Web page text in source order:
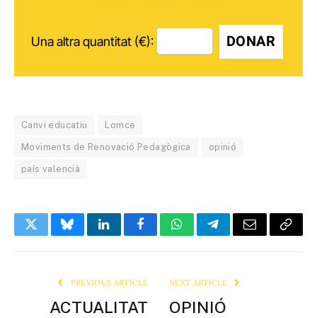
Una altra quantitat (€): DONAR
Canvi educatiu Lomce
Moviments de Renovació Pedagògica opinió
país valencià
TwitterBlueskyLinkedInFacebookWhatsAppTelegramEmail Copy
PREVIOUS ARTICLE
ACTUALITAT
NEXT ARTICLE
OPINIÓ